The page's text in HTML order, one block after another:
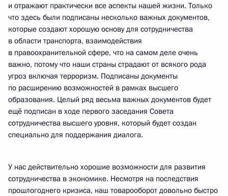
и отражают практически все аспекты нашей жизни. Только
что здесь были подписаны несколько важных документов,
которые создают хорошую основу для сотрудничества
в области транспорта, взаимодействия
в правоохранительной сфере, что на самом деле очень
важно, потому что наши страны страдают от всякого рода
угроз включая терроризм. Подписаны документы
по расширению возможностей в рамках высшего
образования. Целый ряд весьма важных документов будет
ещё подписан в ходе первого заседания Совета
сотрудничества высшего уровня, который будет создан
специально для поддержания диалога.
У нас действительно хорошие возможности для развития
сотрудничества в экономике. Несмотря на последствия
прошлогоднего кризиса, наш товарооборот довольно быстро